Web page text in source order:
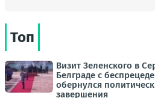
Топ
Визит Зеленского в
Белграде с
обернулся
завершения